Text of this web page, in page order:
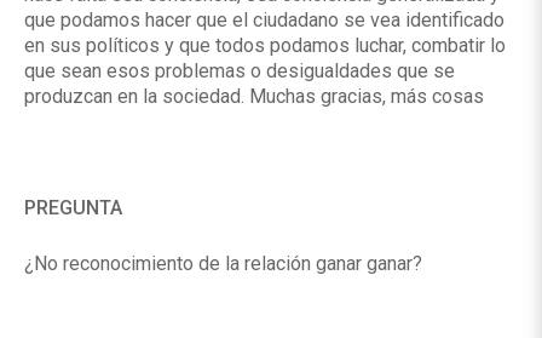
que podamos hacer que el ciudadano se vea identificado
en sus políticos y que todos podamos luchar, combatir lo
que sean esos problemas o desigualdades que se
produzcan en la sociedad. Muchas gracias, más cosas
PREGUNTA
¿No reconocimiento de la relación ganar ganar?